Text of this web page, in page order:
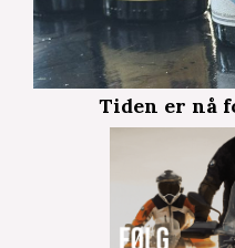
Tiden er nå